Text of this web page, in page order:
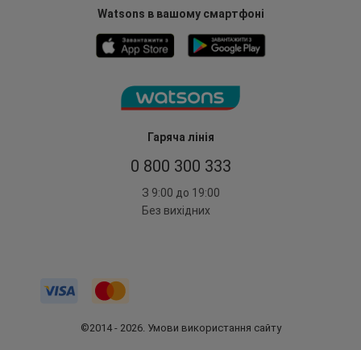
Гаряча лінія
0 800 300 333
З 9:00 до 19:00
Без вихідних
Watsons в вашому смартфоні
©2014 - 2026. Умови використання сайту